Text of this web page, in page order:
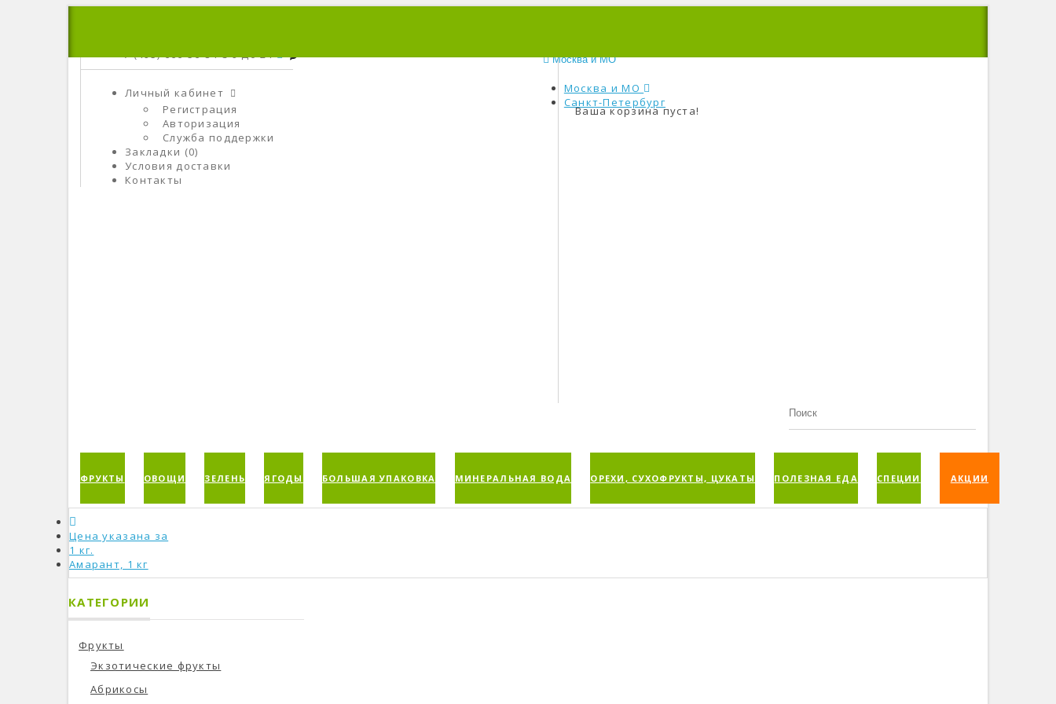
+7 (495) 666-56-84C 9 До 21
Личный кабинет
Регистрация
Авторизация
Служба поддержки
Закладки (0)
Условия доставки
Контакты
Ваша корзина пуста!
Москва и МО
Москва и МО
Санкт-Петербург
ФРУКТЫ ОВОЩИ ЗЕЛЕНЬ ЯГОДЫ БОЛЬШАЯ УПАКОВКА МИНЕРАЛЬНАЯ ВОДА ОРЕХИ, СУХОФРУКТЫ, ЦУКАТЫ ПОЛЕЗНАЯ ЕДА СПЕЦИИ АКЦИИ
Цена указана за
1 кг.
Амарант, 1 кг
КАТЕГОРИИ
Фрукты
Экзотические фрукты
Абрикосы